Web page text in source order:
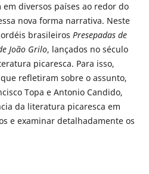
diversos países ao redor do
nova forma narrativa. Neste
brasileiros Presepadas de
João Grilo, lançados no século
picaresca. Para isso,
refletiram sobre o assunto,
Topa e Antonio Candido,
da literatura picaresca em
e examinar detalhadamente os